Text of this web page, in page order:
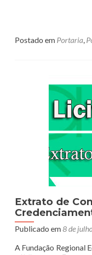
Postado em Portaria,
Extrato de
Publicado em8 de
A Fundação Regional